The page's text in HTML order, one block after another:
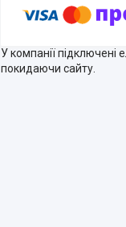
У компанії
покидаючи сайту.